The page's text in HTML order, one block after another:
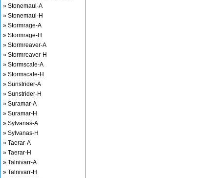
» Stonemaul-A
» Stonemaul-H
» Stormrage-A
» Stormrage-H
» Stormreaver-A
» Stormreaver-H
» Stormscale-A
» Stormscale-H
» Sunstrider-A
» Sunstrider-H
» Suramar-A
» Suramar-H
» Sylvanas-A
» Sylvanas-H
» Taerar-A
» Taerar-H
» Talnivarr-A
» Talnivarr-H